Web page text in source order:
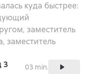
куда быстрее:
заместитель
заместитель
3
03 min.